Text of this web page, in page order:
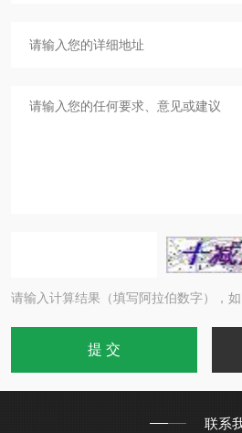
请输入计算结果（填写阿拉伯数字），
联系